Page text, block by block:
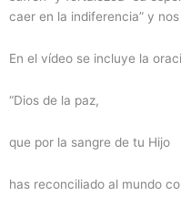
caer en la indiferencia” y
En el vídeo se incluye la
“Dios de la paz,
que por la sangre de tu Hijo
has reconciliado al mundo